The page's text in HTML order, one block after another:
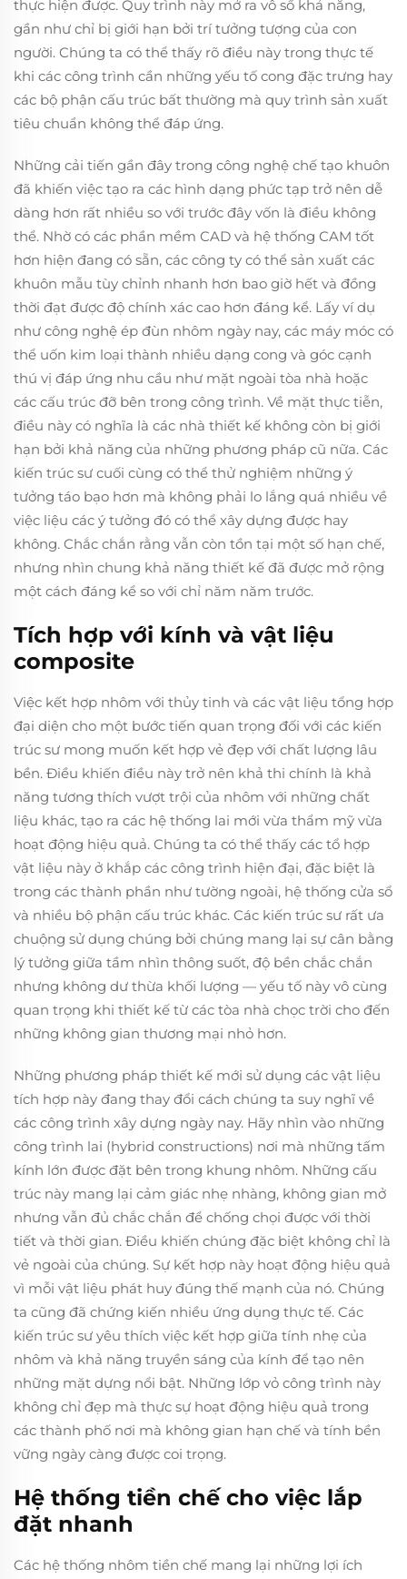
thực hiện được. Quy trình này mở ra vô số khả năng,
gần như chỉ bị giới hạn bởi trí tưởng tượng của con
người. Chúng ta có thể thấy rõ điều này trong thực tế
khi các công trình cần những yếu tố cong đặc trưng hay
các bộ phận cấu trúc bất thường mà quy trình sản xuất
tiêu chuẩn không thể đáp ứng.
Những cải tiến gần đây trong công nghệ chế tạo khuôn
đã khiến việc tạo ra các hình dạng phức tạp trở nên dễ
dàng hơn rất nhiều so với trước đây vốn là điều không
thể. Nhờ có các phần mềm CAD và hệ thống CAM tốt
hơn hiện đang có sẵn, các công ty có thể sản xuất các
khuôn mẫu tùy chỉnh nhanh hơn bao giờ hết và đồng
thời đạt được độ chính xác cao hơn đáng kể. Lấy ví dụ
như công nghệ ép đùn nhôm ngày nay, các máy móc có
thể uốn kim loại thành nhiều dạng cong và góc cạnh
thú vị đáp ứng nhu cầu như mặt ngoài tòa nhà hoặc
các cấu trúc đỡ bên trong công trình. Về mặt thực tiễn,
điều này có nghĩa là các nhà thiết kế không còn bị giới
hạn bởi khả năng của những phương pháp cũ nữa. Các
kiến trúc sư cuối cùng có thể thử nghiệm những ý
tưởng táo bạo hơn mà không phải lo lắng quá nhiều về
việc liệu các ý tưởng đó có thể xây dựng được hay
không. Chắc chắn rằng vẫn còn tồn tại một số hạn chế,
nhưng nhìn chung khả năng thiết kế đã được mở rộng
một cách đáng kể so với chỉ năm năm trước.
Tích hợp với kính và vật liệu
composite
Việc kết hợp nhôm với thủy tinh và các vật liệu tổng hợp
đại diện cho một bước tiến quan trọng đối với các kiến
trúc sư mong muốn kết hợp vẻ đẹp với chất lượng lâu
bền. Điều khiến điều này trở nên khả thi chính là khả
năng tương thích vượt trội của nhôm với những chất
liệu khác, tạo ra các hệ thống lai mới vừa thẩm mỹ vừa
hoạt động hiệu quả. Chúng ta có thể thấy các tổ hợp
vật liệu này ở khắp các công trình hiện đại, đặc biệt là
trong các thành phần như tường ngoài, hệ thống cửa sổ
và nhiều bộ phận cấu trúc khác. Các kiến trúc sư rất ưa
chuộng sử dụng chúng bởi chúng mang lại sự cân bằng
lý tưởng giữa tầm nhìn thông suốt, độ bền chắc chắn
nhưng không dư thừa khối lượng — yếu tố này vô cùng
quan trọng khi thiết kế từ các tòa nhà chọc trời cho đến
những không gian thương mại nhỏ hơn.
Những phương pháp thiết kế mới sử dụng các vật liệu
tích hợp này đang thay đổi cách chúng ta suy nghĩ về
các công trình xây dựng ngày nay. Hãy nhìn vào những
công trình lai (hybrid constructions) nơi mà những tấm
kính lớn được đặt bên trong khung nhôm. Những cấu
trúc này mang lại cảm giác nhẹ nhàng, không gian mở
nhưng vẫn đủ chắc chắn để chống chọi được với thời
tiết và thời gian. Điều khiến chúng đặc biệt không chỉ là
vẻ ngoài của chúng. Sự kết hợp này hoạt động hiệu quả
vì mỗi vật liệu phát huy đúng thế mạnh của nó. Chúng
ta cũng đã chứng kiến nhiều ứng dụng thực tế. Các
kiến trúc sư yêu thích việc kết hợp giữa tính nhẹ của
nhôm và khả năng truyền sáng của kính để tạo nên
những mặt dựng nổi bật. Những lớp vỏ công trình này
không chỉ đẹp mà thực sự hoạt động hiệu quả trong
các thành phố nơi mà không gian hạn chế và tính bền
vững ngày càng được coi trọng.
Hệ thống tiền chế cho việc lắp
đặt nhanh
Các hệ thống nhôm tiền chế mang lại những lợi ích